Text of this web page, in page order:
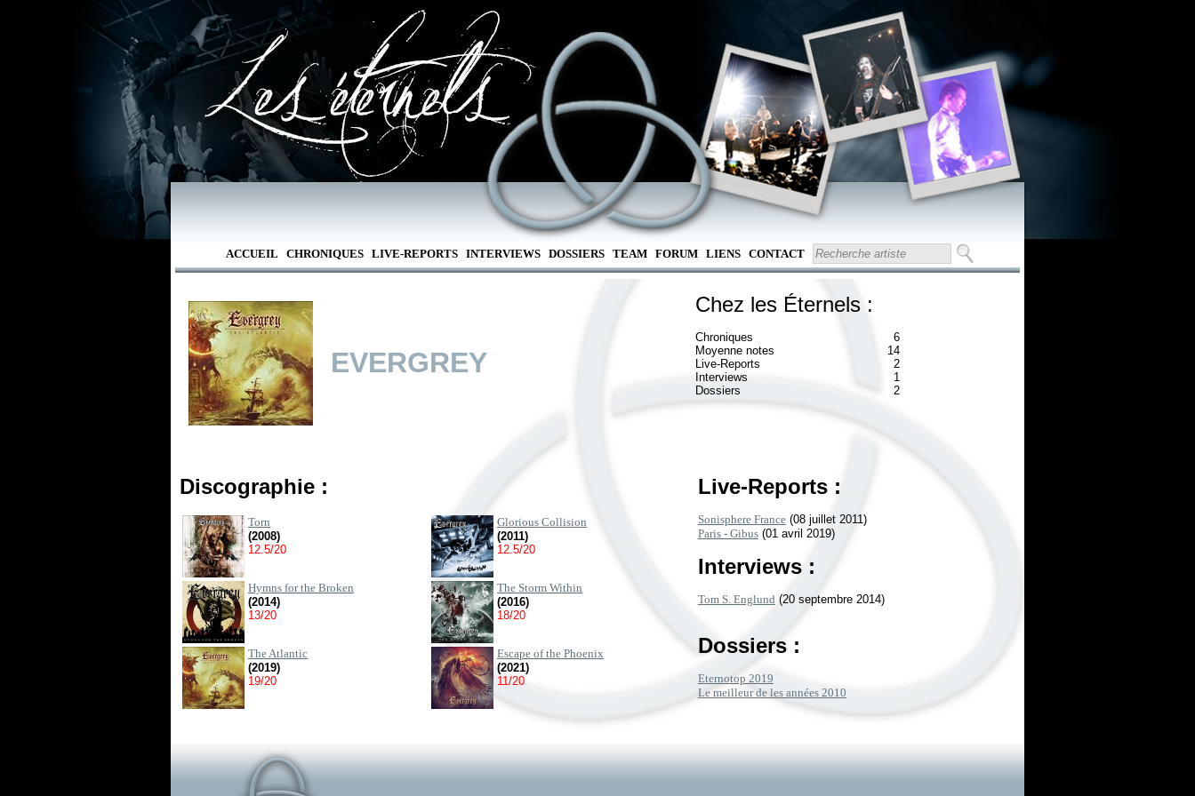
ACCUEIL CHRONIQUES LIVE-REPORTS INTERVIEWS DOSSIERS TEAM FORUM LIENS CONTACT
EVERGREY
Chez les Éternels :
Chroniques
6
Moyenne notes
14
Live-Reports
2
Interviews
1
Dossiers
2
Discographie :
Torn
(2008)
12.5/20
Glorious Collision
(2011)
12.5/20
Hymns for the Broken
(2014)
13/20
The Storm Within
(2016)
18/20
The Atlantic
(2019)
19/20
Escape of the Phoenix
(2021)
11/20
Live-Reports :
Sonisphere France(08 juillet 2011)
Paris - Gibus(01 avril 2019)
Interviews :
Tom S. Englund(20 septembre 2014)
Dossiers :
Eternotop 2019
Le meilleur de les années 2010